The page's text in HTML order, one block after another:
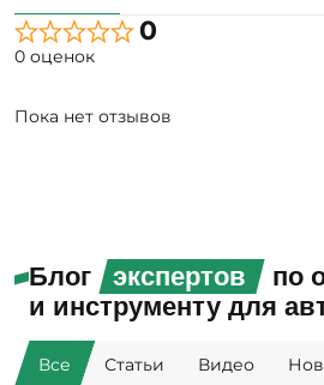
0
0 оценок
Пока нет отзывов
Блог экспертов
по
и инструменту для
Все Статьи Видео